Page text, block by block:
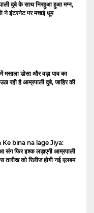
दुबे के साथ निरहुआ हुआ मग्न,
ने इंटरनेट पर मचाई धूम
मसाला डोसा और वड़ा पाव का
रही है आम्रपाली दुबे, जाहिर की
Ke bina na lage Jiya:
संग फिर इश्क लड़ाएगी आम्रपाली
तारीख को रिलीज होगी नई एलबम